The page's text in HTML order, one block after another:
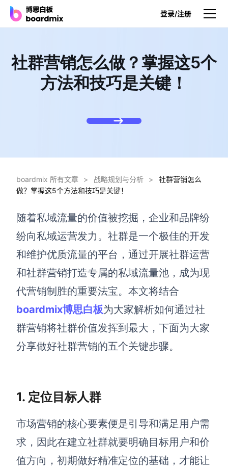
登录/注册
产品
博思白板
博思白板离线版
博思设计
一体化产品设计工具
博思AIPPT
AI生成PPT，支持在线编辑
资源与下载
向团队介绍
博思白板boardmix
下载
社群营销怎么做？掌握这5个
方法和技巧是关键！
boardmix 所有文章 > 战略规划与分析 >
社群营销怎么
做？掌握这5个方法和技巧是关键！
随着私域流量的价值被挖掘，企业和品牌纷
纷向私域运营发力。 社群是一个极佳的开发
和维护优质流量的平台， 通过开展社群运营
和社群营销打造专属的私域流量池，成为现
代营销制胜的重要法宝。本文将结合
boardmix博思白板为大家解析如何通过社
群营销将社群价值发挥到最大，下面为大家
分享做好社群营销的五个关键步骤。
1. 定位目标人群
市场营销的核心要素便是引导和满足用户需
求，因此在建立社群就要明确目标用户和价
值方向，初期做好精准定位的基础，才能让